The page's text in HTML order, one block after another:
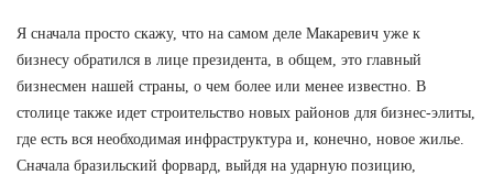
Я сначала просто скажу, что на самом деле Макаревич уже к
бизнесу обратился в лице президента, в общем, это главный
бизнесмен нашей страны, о чем более или менее известно. В
столице также идет строительство новых районов для бизнес-элиты,
где есть вся необходимая инфраструктура и, конечно, новое жилье.
Сначала бразильский форвард, выйдя на ударную позицию,